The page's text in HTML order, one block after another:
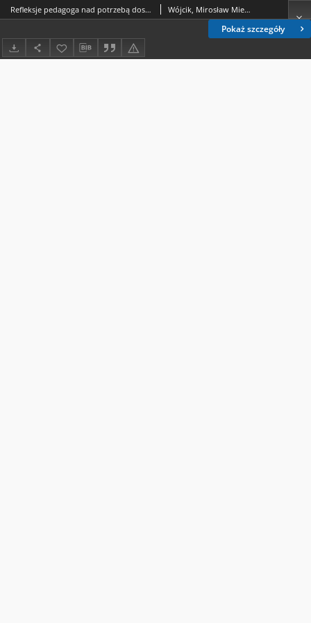
Pokaż szczegóły
Refleksje pedagoga nad potrzebą dostrzeżenia etycznych uwarunkowań zmian koniecznych w postawach nauczycielskich w XXI wieku. Część I (od edukacji narodowej do edukacji transgranicznie otwartej na równość w różnicach) Wójcik, Mirosław Mieczysław